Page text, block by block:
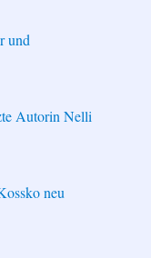
und
Autorin Nelli
neu